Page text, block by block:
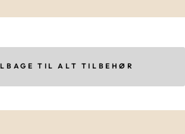
TIL ALT TILBEHØR